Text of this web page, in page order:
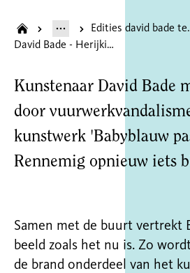
Edities
David Bade - Herijking 'Babyblauw past bij jou'
Kunstenaar David Bade
door
kunstwerk 'Babyblauw
Rennemig opnieuw iets
Samen met de buurt vertrekt
beeld zoals het nu is. Zo
de brand onderdeel van het